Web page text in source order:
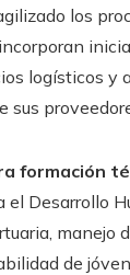
los
logísticos y
sus
formación
Desarrollo
manejo
de